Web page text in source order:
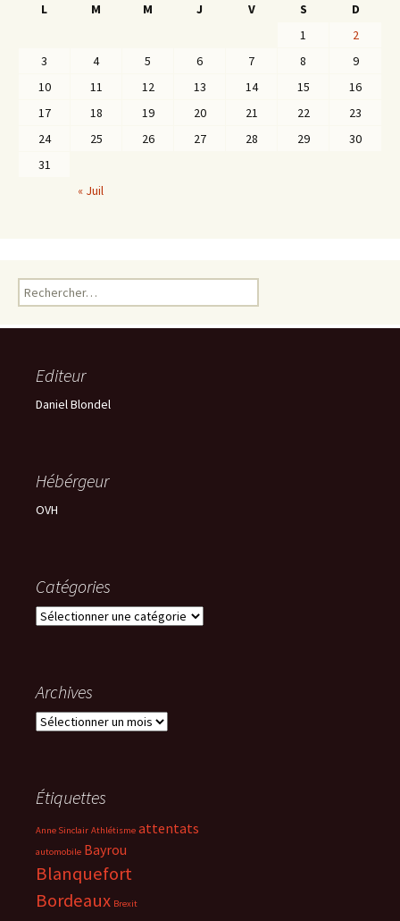
L
M M J V S
D
1
2
3
4 5 6 7 8
9
10
11 12 13 14 15
16
17
18 19 20 21 22
23
24
25 26 27 28 29
30
31
« Juil
Rechercher :
Editeur
Daniel Blondel
Hébérgeur
OVH
Catégories
Catégories
Archives
Archives
Étiquettes
Anne Sinclair Athlétisme attentats
automobile Bayrou
Blanquefort
Bordeaux Brexit